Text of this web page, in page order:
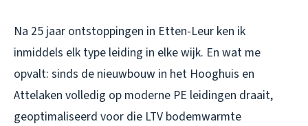
Na 25 jaar ontstoppingen in Etten-Leur ken ik
inmiddels elk type leiding in elke wijk. En wat me
opvalt: sinds de nieuwbouw in het Hooghuis en
Attelaken volledig op moderne PE leidingen draait,
geoptimaliseerd voor die LTV bodemwarmte